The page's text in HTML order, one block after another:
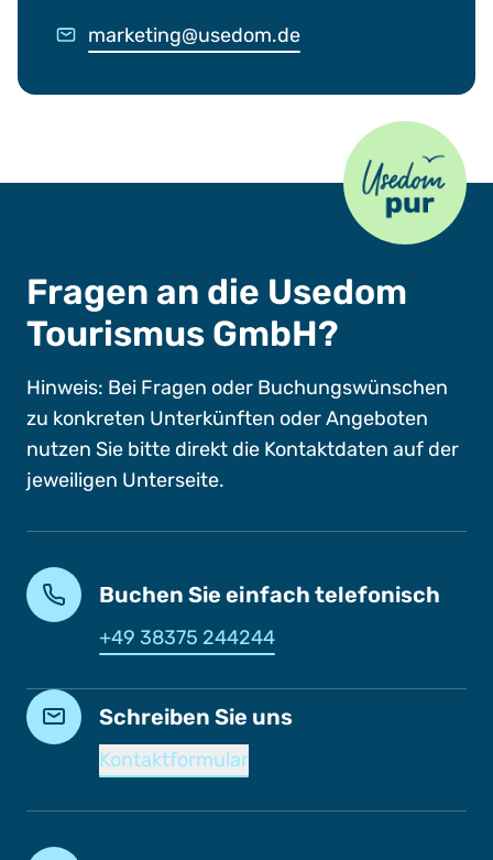
marketing@usedom.de
Usedom Pur
Fragen an die Usedom
Tourismus GmbH?
Hinweis: Bei Fragen oder Buchungswünschen
zu konkreten Unterkünften oder Angeboten
nutzen Sie bitte direkt die Kontaktdaten auf der
jeweiligen Unterseite.
Buchen Sie einfach telefonisch
+49 38375 244244
Schreiben Sie uns
Kontaktformular